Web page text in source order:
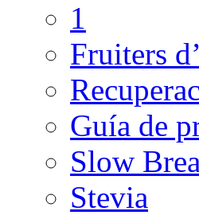
1
Fruiters
Guía de
Slow
Stevia